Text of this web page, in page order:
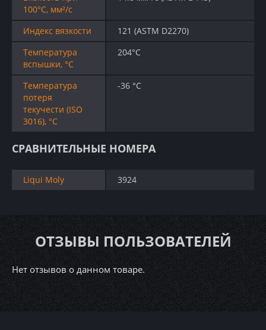
100°C, мм²/с
Индекс вязкости
121 (ASTM D2270)
Температура
вспышки, °C
204°C
Температура
потеря
текучести (ISO
3016), °C
-36 °C
СРАВНИТЕЛЬНЫЕ НОМЕРА
Liqui Moly 3924
ОТЗЫВЫ ПОЛЬЗОВАТЕЛЕЙ
Нет отзывов о данном товаре.